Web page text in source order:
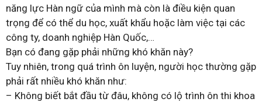
năng lực Hàn ngữ của mình mà còn là điều kiện quan
trọng để có thể du học, xuất khẩu hoặc làm việc tại các
công ty, doanh nghiệp Hàn Quốc,…
Bạn có đang gặp phải những khó khăn này?
Tuy nhiên, trong quá trình ôn luyện, người học thường gặp
phải rất nhiều khó khăn như:
– Không biết bắt đầu từ đâu, không có lộ trình ôn thi khoa